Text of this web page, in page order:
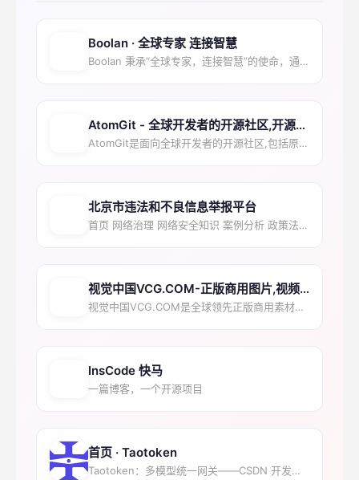
Boolan · 全球专家 连接智慧
Boolan 秉承“全球专家，连接智慧”的使命，通过汇聚全球顶尖IT技术专家，致力于为广大企业用...
AtomGit - 全球开发者的开源社区,开源代码托管平...
AtomGit是面向全球开发者的开源社区,包括原创博客,开源代码托管,代码协作,项目管理等。与开...
北京市违法和不良信息举报平台
首页 网络治理 网络安全知识 案例分析 政策法规 我要举报 操作指南 【智启京彩•E路消谣】20...
视觉中国VCG.COM-正版商用图片,视频,音乐,字体,...
视觉中国VCG.COM是全球领先正版商用素材平台，提供超过5.5亿专业版权图片、高清视频、商用字...
InsCode 快马
一篇博客，一个开源项目
首页 · Taotoken
Taotoken：多模型统一网关——CSDN 开发者流量 × 第三方供应商集市 × Coding...